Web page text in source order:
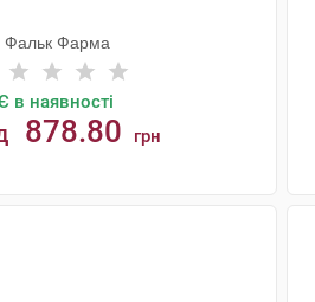
Фальк Фарма
в наявності
878.80 грн